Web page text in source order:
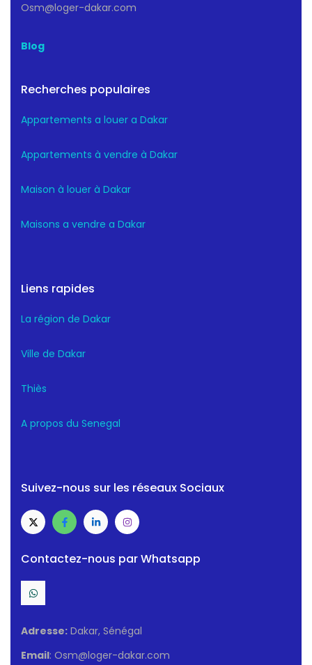
Osm@loger-dakar.com
Blog
Recherches populaires
Appartements a louer a Dakar
Appartements à vendre à Dakar
Maison à louer à Dakar
Maisons a vendre a Dakar
Liens rapides
La région de Dakar
Ville de Dakar
Thiès
A propos du Senegal
Suivez-nous sur les réseaux Sociaux
Contactez-nous par Whatsapp
Adresse: Dakar, Sénégal
Email: Osm@loger-dakar.com